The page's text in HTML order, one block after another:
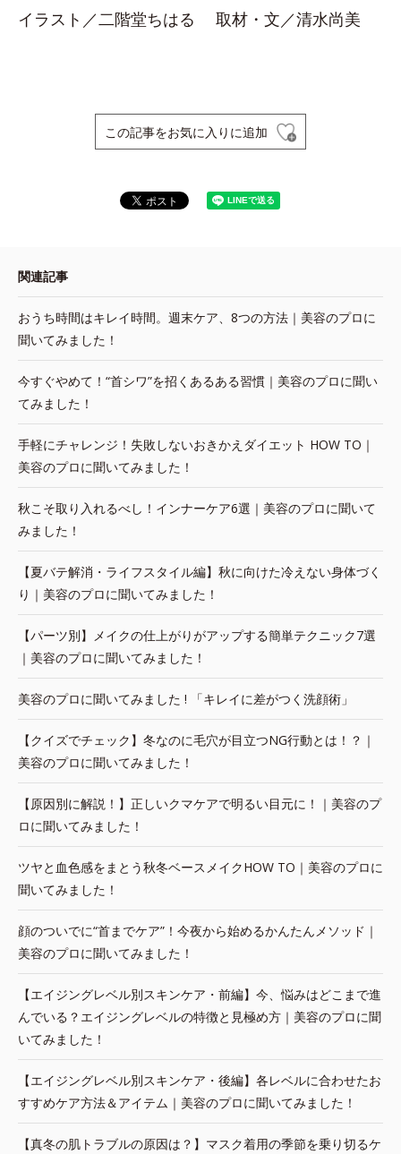
イラスト／二階堂ちはる 取材・文／清水尚美
この記事をお気に入りに追加
関連記事
おうち時間はキレイ時間。週末ケア、8つの方法｜美容のプロに
聞いてみました！
今すぐやめて！“首シワ”を招くあるある習慣｜美容のプロに聞い
てみました！
手軽にチャレンジ！失敗しないおきかえダイエット HOW TO｜
美容のプロに聞いてみました！
秋こそ取り入れるべし！インナーケア6選｜美容のプロに聞いて
みました！
【夏バテ解消・ライフスタイル編】秋に向けた冷えない身体づく
り｜美容のプロに聞いてみました！
【パーツ別】メイクの仕上がりがアップする簡単テクニック7選
｜美容のプロに聞いてみました！
美容のプロに聞いてみました ! 「キレイに差がつく洗顔術」
【クイズでチェック】冬なのに毛穴が目立つNG行動とは！？｜
美容のプロに聞いてみました！
【原因別に解説！】正しいクマケアで明るい目元に！｜美容のプ
ロに聞いてみました！
ツヤと血色感をまとう秋冬ベースメイクHOW TO｜美容のプロに
聞いてみました！
顔のついでに“首までケア”！今夜から始めるかんたんメソッド｜
美容のプロに聞いてみました！
【エイジングレベル別スキンケア・前編】今、悩みはどこまで進
んでいる？エイジングレベルの特徴と見極め方｜美容のプロに聞
いてみました！
【エイジングレベル別スキンケア・後編】各レベルに合わせたお
すすめケア方法＆アイテム｜美容のプロに聞いてみました！
【真冬の肌トラブルの原因は？】マスク着用の季節を乗り切るケ